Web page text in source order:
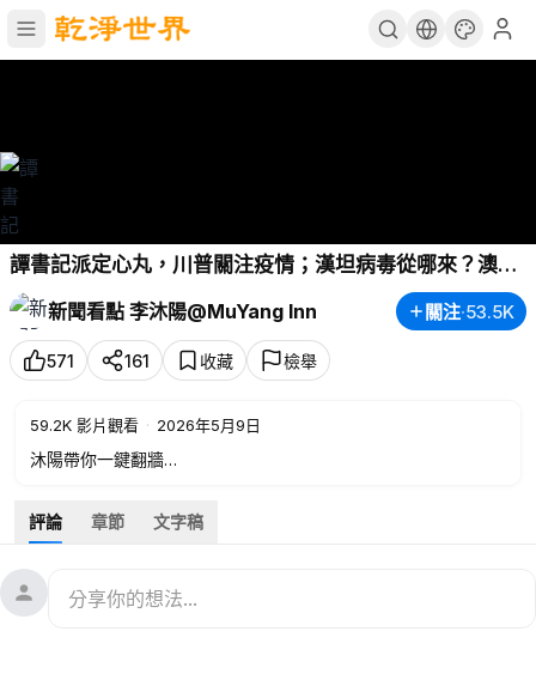
譚書記派定心丸，川普關注疫情；漢坦病毒從哪來？澳洲
數百病毒被盜；曾精準消殺演練，他確指中共放毒【新聞
看點 李沐陽5.8】#新聞看點 #李沐陽
新聞看點 李沐陽@MuYang Inn 關注·53.5K
571 161 收藏 檢舉
59.2K 影片觀看 · 2026年5月9日
沐陽帶你一鍵翻牆
https://is.gd/qvBjVK
https://donorbox.org/muyangfanqiang-424
————
患有肺氣腫、肺纖維化、支氣管擴張、皮膚問題、鼻炎、哮喘的
評論 章節 文字稿